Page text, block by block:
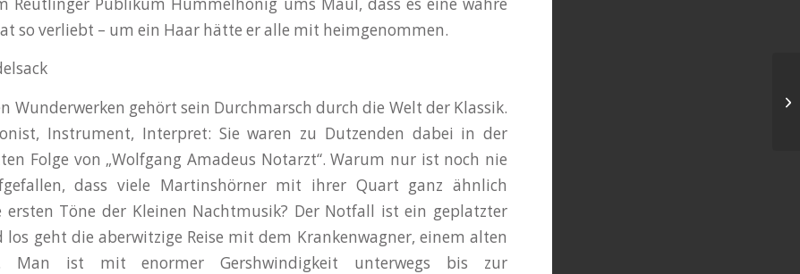
so verliebt – um ein Haar hätte er alle mit heimgenommen.
Wunderwerken gehört sein Durchmarsch durch die Welt der Klassik.
Instrument, Interpret: Sie waren zu Dutzenden dabei in der
Folge von „Wolfgang Amadeus Notarzt“. Warum nur ist noch nie
dass viele Martinshörner mit ihrer Quart ganz ähnlich
ersten Töne der Kleinen Nachtmusik? Der Notfall ist ein geplatzter
los geht die aberwitzige Reise mit dem Krankenwagner, einem alten
Man ist mit enormer Gershwindigkeit unterwegs bis zur